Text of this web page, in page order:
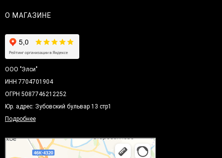
О МАГАЗИНЕ
ООО "Элси"
ИНН 7704701904
ОГРН 5087746212252
Юр. адрес: Зубовский бульвар 13 стр1
Подробнее